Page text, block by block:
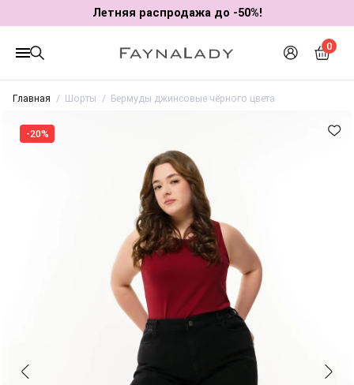
Летняя распродажа до -50%!
0
Главная Шорты Бермуды джинсовые чёрного цвета
-20%